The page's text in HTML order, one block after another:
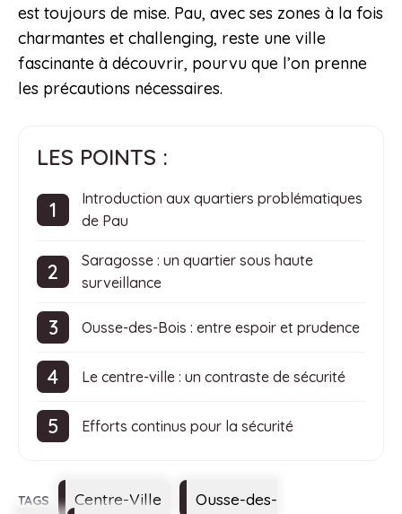
est toujours de mise. Pau, avec ses zones à la fois
charmantes et challenging, reste une ville
fascinante à découvrir, pourvu que l’on prenne
les précautions nécessaires.
LES POINTS :
Introduction aux quartiers problématiques
de Pau
Saragosse : un quartier sous haute
surveillance
Ousse-des-Bois : entre espoir et prudence
Le centre-ville : un contraste de sécurité
Efforts continus pour la sécurité
Étiquettes
Centre-Ville
Ousse-des-